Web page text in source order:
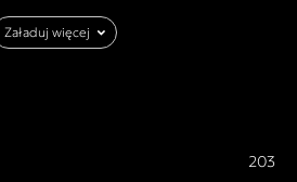
Załaduj więcej
203